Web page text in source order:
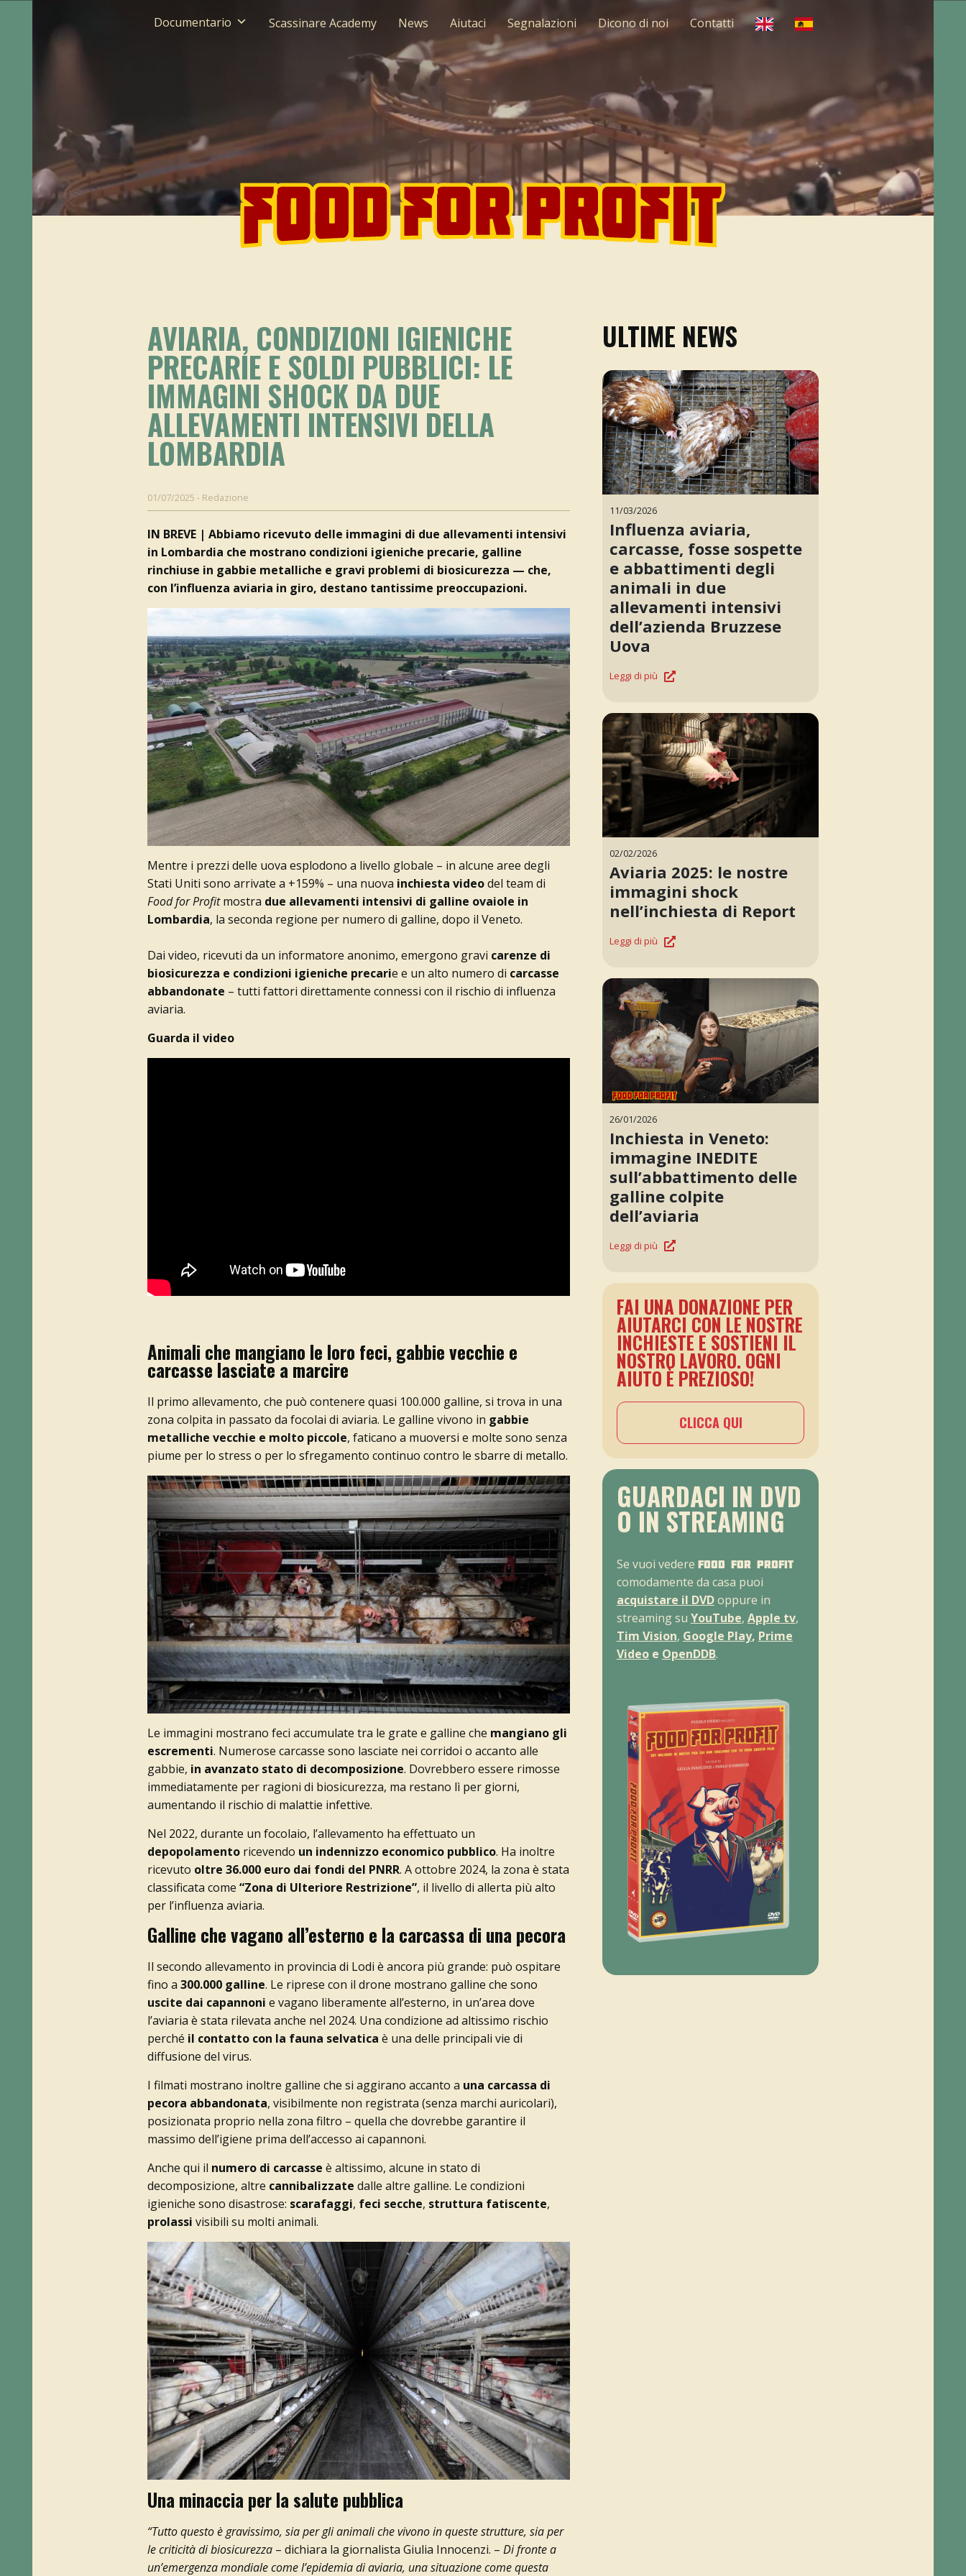
Documentario Scassinare Academy News Aiutaci Segnalazioni Dicono di noi Contatti
AVIARIA, CONDIZIONI IGIENICHE
PRECARIE E SOLDI PUBBLICI: LE
IMMAGINI SHOCK DA DUE
ALLEVAMENTI INTENSIVI DELLA
LOMBARDIA
01/07/2025 - Redazione
IN BREVE | Abbiamo ricevuto delle immagini di due allevamenti intensivi
in Lombardia che mostrano condizioni igieniche precarie, galline
rinchiuse in gabbie metalliche e gravi problemi di biosicurezza — che,
con l’influenza aviaria in giro, destano tantissime preoccupazioni.
Mentre i prezzi delle uova esplodono a livello globale – in alcune aree degli
Stati Uniti sono arrivate a +159% – una nuova inchiesta videodel team di
Food for Profitmostra due allevamenti intensivi di galline ovaiole in
Lombardia, la seconda regione per numero di galline, dopo il Veneto.
Dai video, ricevuti da un informatore anonimo, emergono gravi carenze di
biosicurezza e condizioni igieniche precarie e un alto numero di carcasse
abbandonate – tutti fattori direttamente connessi con il rischio di influenza
aviaria.
Guarda il video
Animali che mangiano le loro feci, gabbie vecchie e
carcasse lasciate a marcire
Il primo allevamento, che può contenere quasi 100.000 galline, si trova in una
zona colpita in passato da focolai di aviaria. Le galline vivono in gabbie
metalliche vecchie e molto piccole, faticano a muoversi e molte sono senza
piume per lo stress o per lo sfregamento continuo contro le sbarre di metallo.
Le immagini mostrano feci accumulate tra le grate e galline che mangiano gli
escrementi. Numerose carcasse sono lasciate nei corridoi o accanto alle
gabbie, in avanzato stato di decomposizione. Dovrebbero essere rimosse
immediatamente per ragioni di biosicurezza, ma restano lì per giorni,
aumentando il rischio di malattie infettive.
Nel 2022, durante un focolaio, l’allevamento ha effettuato un
depopolamentoricevendo un indennizzo economico pubblico. Ha inoltre
ricevuto oltre 36.000 euro dai fondi del PNRR. A ottobre 2024, la zona è stata
classificata come “Zona di Ulteriore Restrizione”, il livello di allerta più alto
per l’influenza aviaria.
Galline che vagano all’esterno e la carcassa di una pecora
Il secondo allevamento in provincia di Lodi è ancora più grande: può ospitare
fino a 300.000 galline. Le riprese con il drone mostrano galline che sono
uscite dai capannoni e vagano liberamente all’esterno, in un’area dove
l’aviaria è stata rilevata anche nel 2024. Una condizione ad altissimo rischio
perché il contatto con la fauna selvatica è una delle principali vie di
diffusione del virus.
I filmati mostrano inoltre galline che si aggirano accanto a una carcassa di
pecora abbandonata, visibilmente non registrata (senza marchi auricolari),
posizionata proprio nella zona filtro – quella che dovrebbe garantire il
massimo dell’igiene prima dell’accesso ai capannoni.
Anche qui il numero di carcasse è altissimo, alcune in stato di
decomposizione, altre cannibalizzate dalle altre galline. Le condizioni
igieniche sono disastrose: scarafaggi, feci secche, struttura fatiscente,
prolassi visibili su molti animali.
Una minaccia per la salute pubblica
“Tutto questo è gravissimo, sia per gli animali che vivono in queste strutture, sia per
le criticità di biosicurezza – dichiara la giornalista Giulia Innocenzi. – Di fronte a
un’emergenza mondiale come l’epidemia di aviaria, una situazione come questa
ULTIME NEWS
11/03/2026
Influenza aviaria,
carcasse, fosse sospette
e abbattimenti degli
animali in due
allevamenti intensivi
dell’azienda Bruzzese
Uova
Leggi di più
02/02/2026
Aviaria 2025: le nostre
immagini shock
nell’inchiesta di Report
Leggi di più
26/01/2026
Inchiesta in Veneto:
immagine INEDITE
sull’abbattimento delle
galline colpite
dell’aviaria
Leggi di più
FAI UNA DONAZIONE PER
AIUTARCI CON LE NOSTRE
INCHIESTE E SOSTIENI IL
NOSTRO LAVORO. OGNI
AIUTO È PREZIOSO!
CLICCA QUI
GUARDACI IN DVD
O IN STREAMING
Se vuoi vedere Food For Profit
comodamente da casa puoi
acquistare il DVDoppure in
streaming su YouTube, Apple tv,
Tim Vision, Google Play, Prime
Videoe OpenDDB.